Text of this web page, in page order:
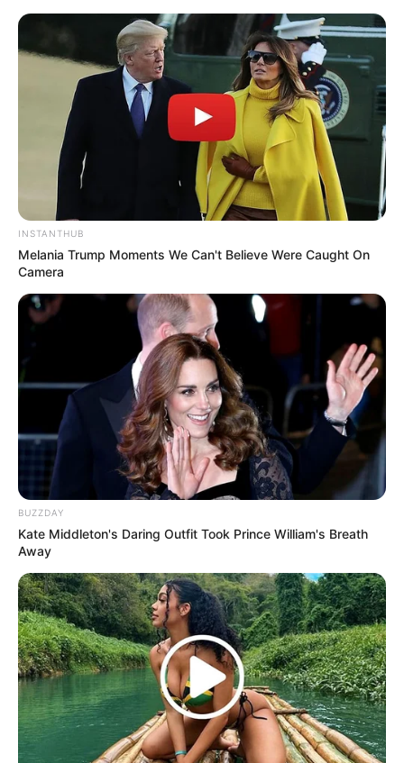
10 Pose Manekin Anti
Mainstream yang Konyol
Banget
8 Kata Lucu Seputar Malam
Minggu ala Jomblo yang Bikin
10 Desain Kanopi Tempat
Tidur, Serasa Beristirahat di
Kamar Raja
Tampil Lebih Modern, 7 Potret
INSTANTHUB
Melania Trump Moments We Can't Believe Were Caught On
Camera
BUZZDAY
Kate Middleton's Daring Outfit Took Prince William's Breath
Away